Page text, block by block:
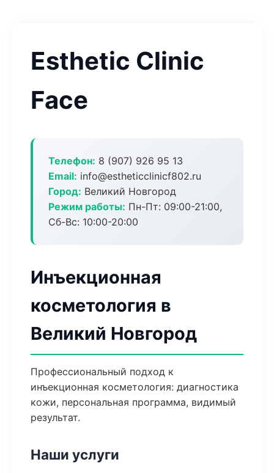
Esthetic Clinic
Face
Телефон: 8 (907) 926 95 13
Email: info@estheticclinicf802.ru
Город: Великий Новгород
Режим работы: Пн-Пт: 09:00-21:00,
Сб-Вс: 10:00-20:00
Инъекционная
косметология в
Великий Новгород
Профессиональный подход к
инъекционная косметология: диагностика
кожи, персональная программа, видимый
результат.
Наши услуги